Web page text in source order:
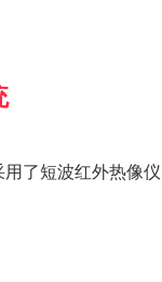
用了短波红外热像仪